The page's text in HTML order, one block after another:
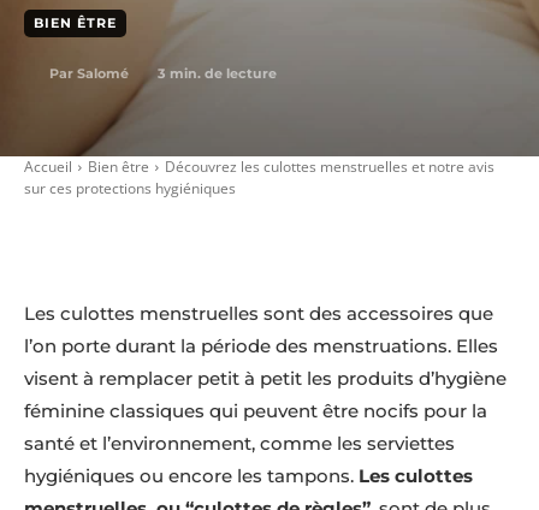
BIEN ÊTRE
Par Salomé 3 min. de lecture
Accueil Bien être
Découvrez les culottes menstruelles et notre avis
sur ces protections hygiéniques
Les culottes menstruelles sont des accessoires que
l’on porte durant la période des menstruations. Elles
visent à remplacer petit à petit les produits d’hygiène
féminine classiques qui peuvent être nocifs pour la
santé et l’environnement, comme les serviettes
hygiéniques ou encore les tampons. Les culottes